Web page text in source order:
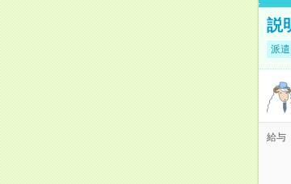
説
派遣
給与